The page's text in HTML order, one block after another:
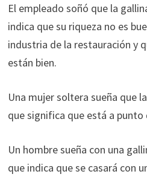
El empleado soñó que la
indica que su riqueza no es
industria de la restauración y
están bien.
Una mujer soltera sueña que
que significa que está a punto
Un hombre sueña con una
que indica que se casará con